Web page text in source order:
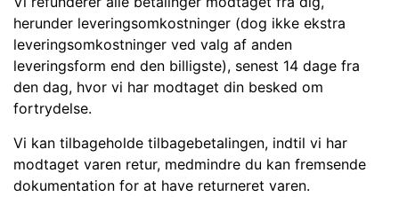
herunder leveringsomkostninger (dog ikke ekstra
leveringsomkostninger ved valg af anden
leveringsform end den billigste), senest 14 dage fra
den dag, hvor vi har modtaget din besked om
fortrydelse.
Vi kan tilbageholde tilbagebetalingen, indtil vi har
modtaget varen retur, medmindre du kan fremsende
dokumentation for at have returneret varen.